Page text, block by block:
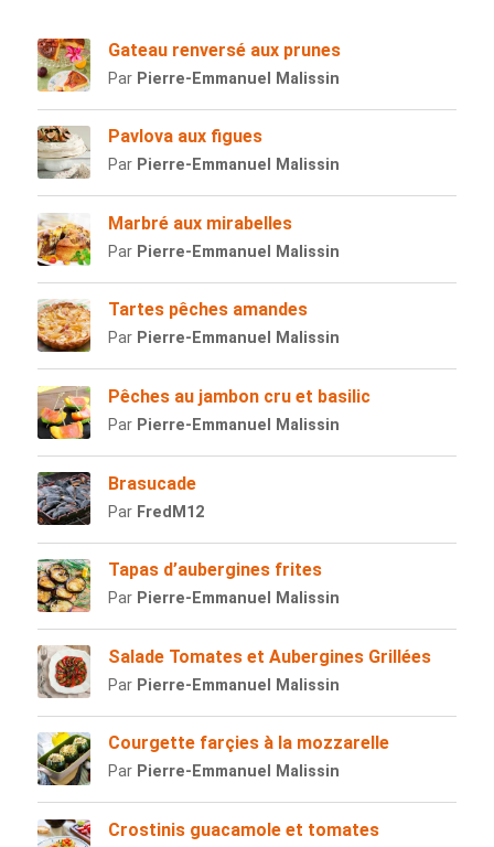
Gateau renversé aux prunes
Par Pierre-Emmanuel Malissin
Pavlova aux figues
Par Pierre-Emmanuel Malissin
Marbré aux mirabelles
Par Pierre-Emmanuel Malissin
Tartes pêches amandes
Par Pierre-Emmanuel Malissin
Pêches au jambon cru et basilic
Par Pierre-Emmanuel Malissin
Brasucade
Par FredM12
Tapas d’aubergines frites
Par Pierre-Emmanuel Malissin
Salade Tomates et Aubergines Grillées
Par Pierre-Emmanuel Malissin
Courgette farçies à la mozzarelle
Par Pierre-Emmanuel Malissin
Crostinis guacamole et tomates